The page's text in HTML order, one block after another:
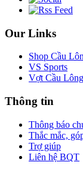
Our Links
Shop Cầu
VS Sports
Vợt Cầu Lông
Thông tin
Thông báo
Thắc mắc,
Trợ giúp
Liên hệ BQT